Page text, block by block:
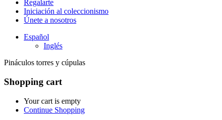
Regalarte
Iniciación al coleccionismo
Únete a nosotros
Español
Inglés
Pináculos torres y cúpulas
Shopping cart
Your cart is empty
Continue Shopping